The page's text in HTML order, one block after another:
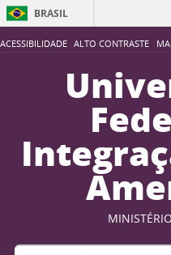
ACESSIBILIDADE ALTO CONTRASTE
BRASIL
Buscar no portal